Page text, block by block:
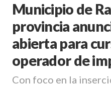
Municipio de
provincia
abierta para
operador de
Con foco en la